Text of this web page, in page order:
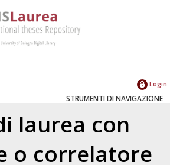
Login
STRUMENTI DI NAVIGAZIONE
laurea con
o correlatore